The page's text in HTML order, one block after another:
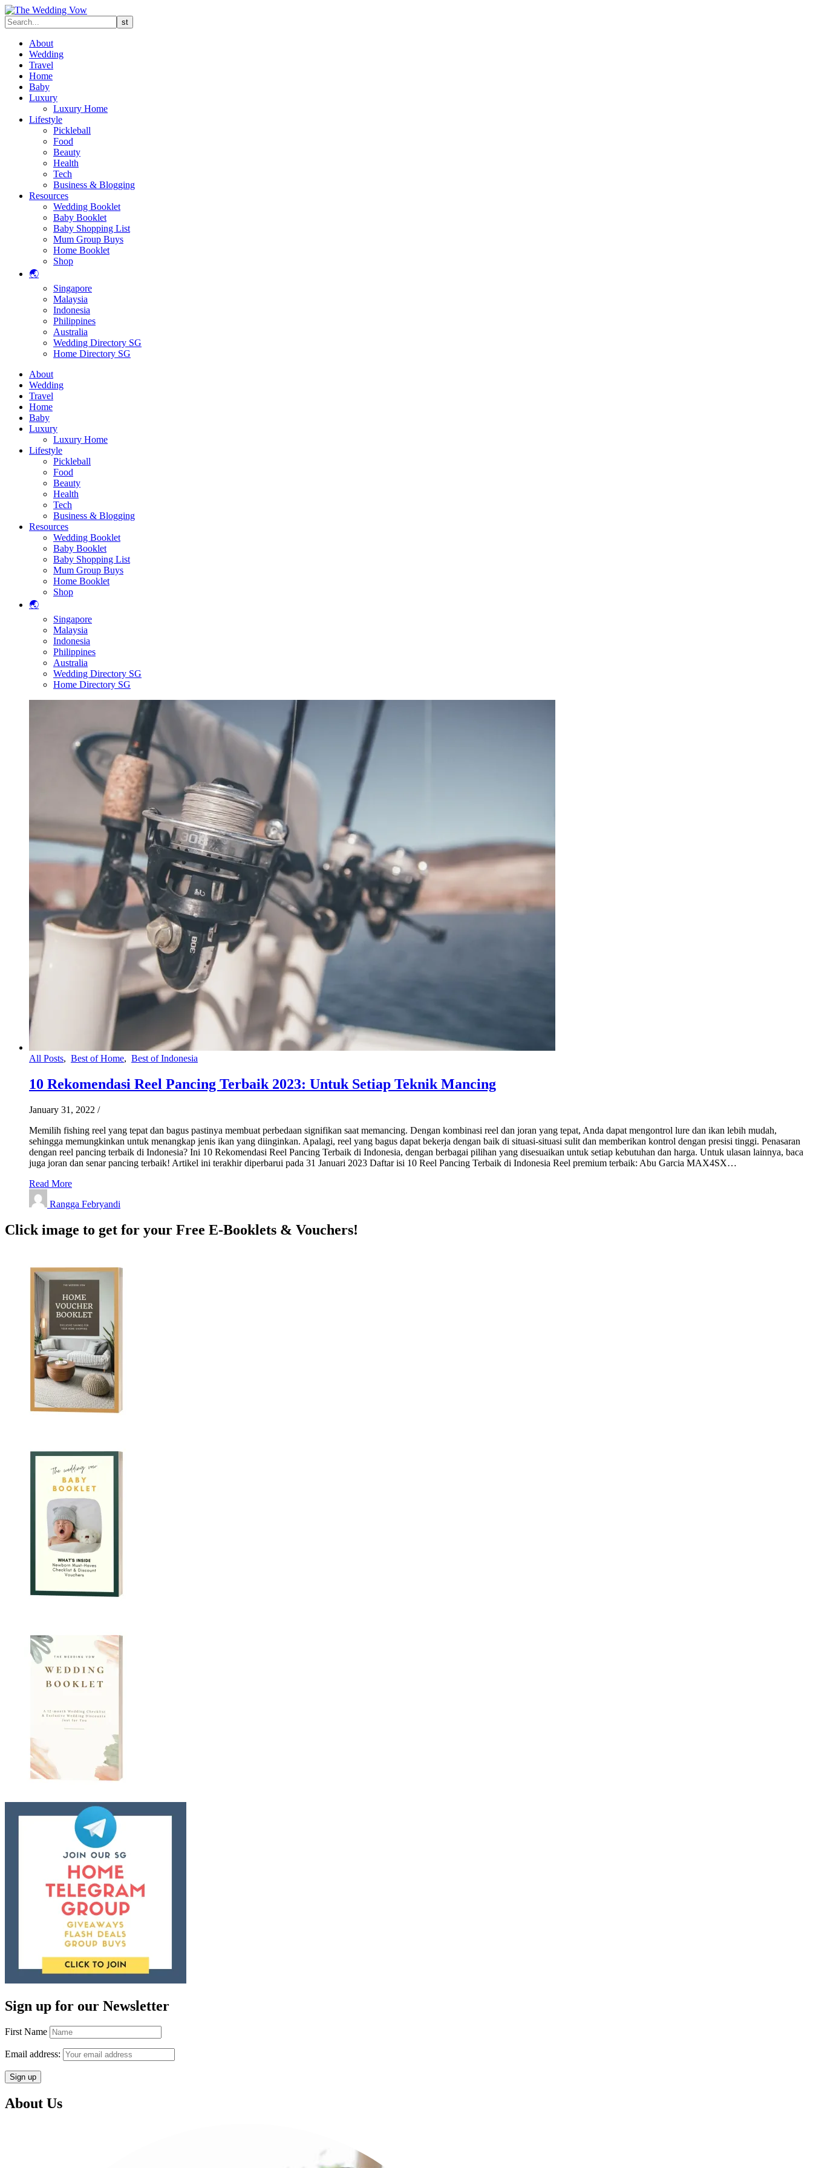
About
Wedding
Travel
Home
Baby
Luxury
Luxury Home
Lifestyle
Pickleball
Food
Beauty
Health
Tech
Business & Blogging
Resources
Wedding Booklet
Baby Booklet
Baby Shopping List
Mum Group Buys
Home Booklet
Shop
🌏
Singapore
Malaysia
Indonesia
Philippines
Australia
Wedding Directory SG
Home Directory SG
About
Wedding
Travel
Home
Baby
Luxury
Luxury Home
Lifestyle
Pickleball
Food
Beauty
Health
Tech
Business & Blogging
Resources
Wedding Booklet
Baby Booklet
Baby Shopping List
Mum Group Buys
Home Booklet
Shop
🌏
Singapore
Malaysia
Indonesia
Philippines
Australia
Wedding Directory SG
Home Directory SG
All Posts, Best of Home, Best of Indonesia
10 Rekomendasi Reel Pancing Terbaik 2023: Untuk Setiap Teknik Mancing
January 31, 2022 /
Memilih fishing reel yang tepat dan bagus pastinya membuat perbedaan signifikan saat memancing. Dengan kombinasi reel dan joran yang tepat, Anda dapat mengontrol lure dan ikan lebih mudah,
sehingga memungkinkan untuk menangkap jenis ikan yang diinginkan. Apalagi, reel yang bagus dapat bekerja dengan baik di situasi-situasi sulit dan memberikan kontrol dengan presisi tinggi. Penasaran
dengan reel pancing terbaik di Indonesia? Ini 10 Rekomendasi Reel Pancing Terbaik di Indonesia, dengan berbagai pilihan yang disesuaikan untuk setiap kebutuhan dan harga. Untuk ulasan lainnya, baca
juga joran dan senar pancing terbaik! Artikel ini terakhir diperbarui pada 31 Januari 2023 Daftar isi 10 Reel Pancing Terbaik di Indonesia Reel premium terbaik: Abu Garcia MAX4SX…
Read More
Rangga Febryandi
Click image to get for your Free E-Booklets & Vouchers!
Sign up for our Newsletter
First Name
Email address:
About Us